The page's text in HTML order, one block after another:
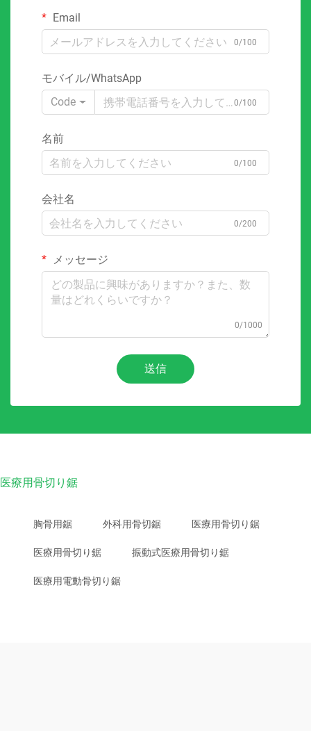
Email
0/100
モバイル/WhatsApp
Code
0/100
名前
0/100
会社名
0/200
メッセージ
0/1000
送信
医療用骨切り鋸
胸骨用鋸 外科用骨切鋸 医療用骨切り鋸
医療用骨切り鋸 振動式医療用骨切り鋸
医療用電動骨切り鋸